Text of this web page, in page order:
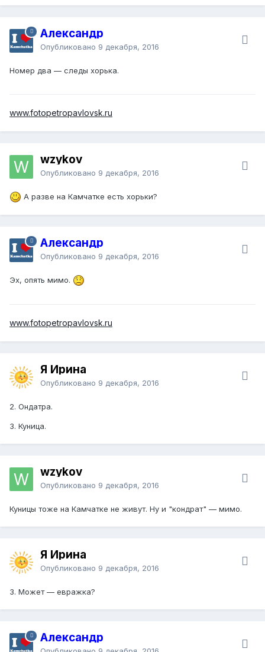
Александр
Опубликовано 9 декабря, 2016
Номер два — следы хорька.
www.fotopetropavlovsk.ru
wzykov
Опубликовано 9 декабря, 2016
А разве на Камчатке есть хорьки?
Александр
Опубликовано 9 декабря, 2016
Эх, опять мимо.
www.fotopetropavlovsk.ru
Я Ирина
Опубликовано 9 декабря, 2016
2. Ондатра.
3. Куница.
wzykov
Опубликовано 9 декабря, 2016
Куницы тоже на Камчатке не живут. Ну и "кондрат" — мимо.
Я Ирина
Опубликовано 9 декабря, 2016
3. Может — евражка?
Александр